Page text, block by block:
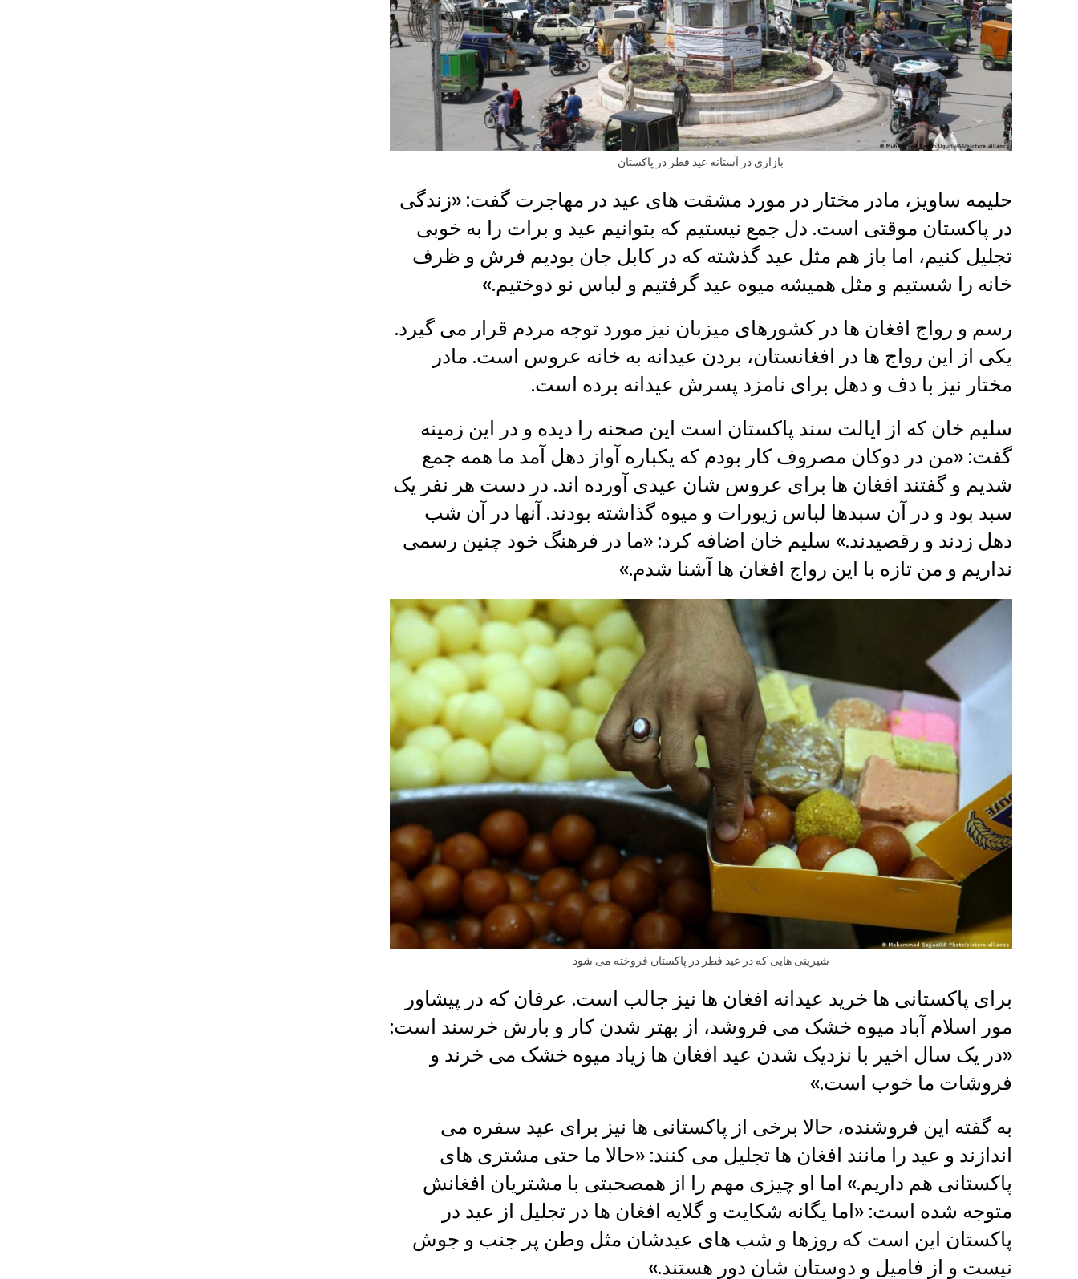
بازاری در آستانه عید فطر در پاکستان
حلیمه ساویز، مادر مختار در مورد مشقت های عید در مهاجرت گفت: «زندگی
در پاکستان موقتی است. دل جمع نیستیم که بتوانیم عید و برات را به خوبی
تجلیل کنیم، اما باز هم مثل عید گذشته که در کابل جان بودیم فرش و ظرف
خانه را شستیم و مثل همیشه میوه عید گرفتیم و لباس نو دوختیم.»
رسم و رواج افغان ها در کشورهای میزبان نیز مورد توجه مردم قرار می گیرد.
یکی از این رواج ها در افغانستان، بردن عیدانه به خانه عروس است. مادر
مختار نیز با دف و دهل برای نامزد پسرش عیدانه برده است.
سلیم خان که از ایالت سند پاکستان است این صحنه را دیده و در این زمینه
گفت: «من در دوکان مصروف کار بودم که یکباره آواز دهل آمد ما همه جمع
شدیم و گفتند افغان ها برای عروس شان عیدی آورده اند. در دست هر نفر یک
سبد بود و در آن سبدها لباس زیورات و میوه گذاشته بودند. آنها در آن شب
دهل زدند و رقصیدند.» سلیم خان اضافه کرد: «ما در فرهنگ خود چنین رسمی
نداریم و من تازه با این رواج افغان ها آشنا شدم.»
شیرینی هایی که در عید فطر در پاکستان فروخته می شود
برای پاکستانی ها خرید عیدانه افغان ها نیز جالب است. عرفان که در پیشاور
مور اسلام آباد میوه خشک می‌ فروشد، از بهتر شدن کار و بارش خرسند است:
«در یک سال اخیر با نزدیک شدن عید افغان ‌ها زیاد میوه خشک می ‌خرند و
فروشات ما خوب است.»
به گفته این فروشنده، حالا برخی از پاکستانی ها نیز برای عید سفره می
اندازند و عید را مانند افغان ها تجلیل می کنند: «حالا ما حتی مشتری های
پاکستانی هم داریم.» اما او چیزی مهم را از همصحبتی با مشتریان افغانش
متوجه شده است: «اما یگانه شکایت و گلایه افغان ها در تجلیل از عید در
پاکستان این است که روزها و شب های عیدشان مثل وطن پر جنب و جوش
نیست و از فامیل و دوستان شان دور هستند.»